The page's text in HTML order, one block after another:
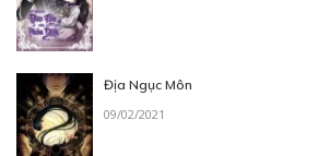
Địa Ngục Môn
09/02/2021